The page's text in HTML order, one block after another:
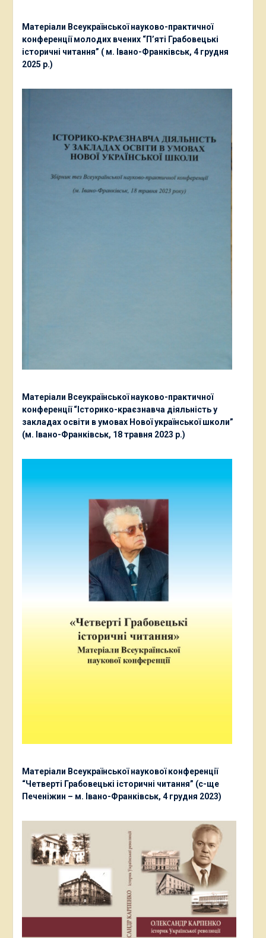
Матеріали Всеукраїнської науково-практичної
конференції молодих вчених “П’яті Грабовецькі
історичні читання” ( м. Івано-Франківськ, 4 грудня
2025 р.)
Матеріали Всеукраїнської науково-практичної
конференції “Історико-краєзнавча діяльність у
закладах освіти в умовах Нової української школи”
(м. Івано-Франківськ, 18 травня 2023 р.)
Матеріали Всеукраїнської наукової конференції
“Четверті Грабовецькі історичні читання” (с-ще
Печеніжин – м. Івано-Франківськ, 4 грудня 2023)